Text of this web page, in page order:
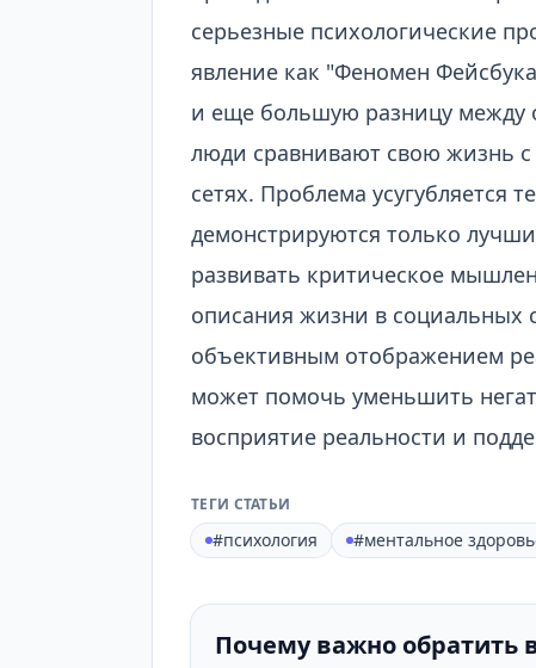
серьезные психологические
явление как "Феномен
и еще большую разницу между
люди сравнивают свою жизнь
сетях. Проблема усугубляется
демонстрируются только
развивать критическое
описания жизни в социальных
объективным отображением
может помочь уменьшить
восприятие реальности и
ТЕГИ СТАТЬИ
#психология #ментальное
Почему важно обратить